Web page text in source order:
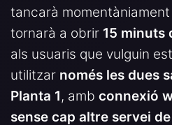
tancarà momentàniament
tornarà a obrir 15 minuts
als usuaris que vulguin
utilitzar només les dues
Planta 1, amb connexió
sense cap altre servei